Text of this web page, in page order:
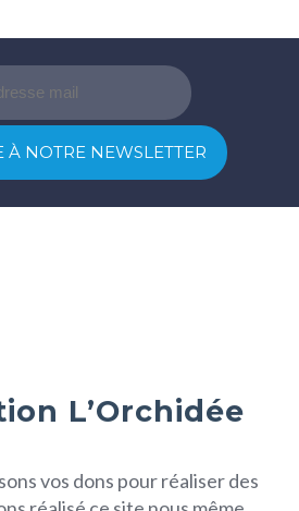
L’Orchidée
vos dons pour réaliser des